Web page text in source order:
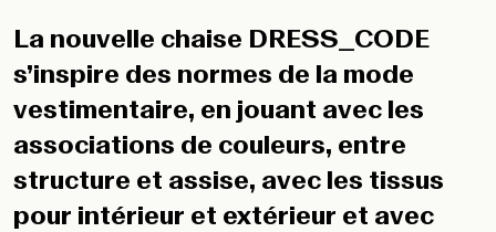
La nouvelle chaise DRESS_CODE
s’inspire des normes de la mode
vestimentaire, en jouant avec les
associations de couleurs, entre
structure et assise, avec les tissus
pour intérieur et extérieur et avec